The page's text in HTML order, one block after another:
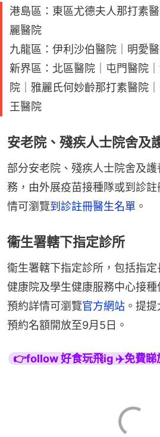
港島區：東區尤德夫人那打素
麗醫院
九龍區：伊利沙伯醫院｜明愛
新界區：北區醫院｜屯門醫院
院｜雅麗氏何妙齡那打素醫院
王醫院
安老院、殘疾人士院舍及
部分安老院、殘疾人士院舍及
務，由外展疫苗接種隊或到診
情可瀏覽到診註冊醫生名單 。
衞生署轄下指定診所
衞生署轄下指定診所，包括指
健康院及學生健康服務中心接種
預約詳情可瀏覽官方網站 。提
預約名額開放至9月5日。
👉follow 好食玩飛ig ✈️免費睇